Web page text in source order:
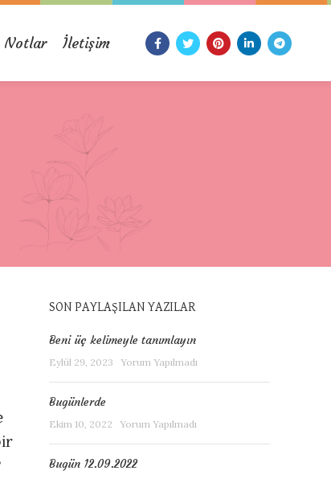
Notlar İletişim
SON PAYLAŞILAN YAZILAR
Beni üç kelimeyle tanımlayın
Eylül 29, 2023 Yorum Yapılmadı
Bugünlerde
Ekim 10, 2022 Yorum Yapılmadı
Bugün 12.09.2022